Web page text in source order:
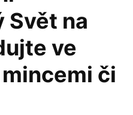
Svět na
ve
či